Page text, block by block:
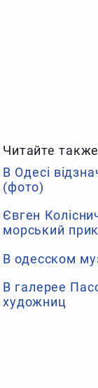
Читайте
В Одесі
(фото)
Євген
морський
В одесском
В галерее
художниц